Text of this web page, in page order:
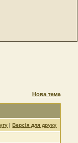
Нова тема
|Версія для друку